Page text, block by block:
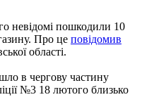
невідомі пошкодили 10
Про це повідомив
області.
в чергову частину
№3 18 лютого близько